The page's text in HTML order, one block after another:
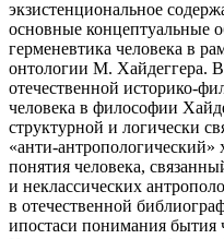
экзистенциональное
основные концептуальные
герменевтика человека в
онтологии М. Хайдеггера.
отечественной историко-
человека в философии
структурной и логически
«анти-антропологический»
понятия человека,
и неклассических
в отечественной
ипостаси понимания бытия